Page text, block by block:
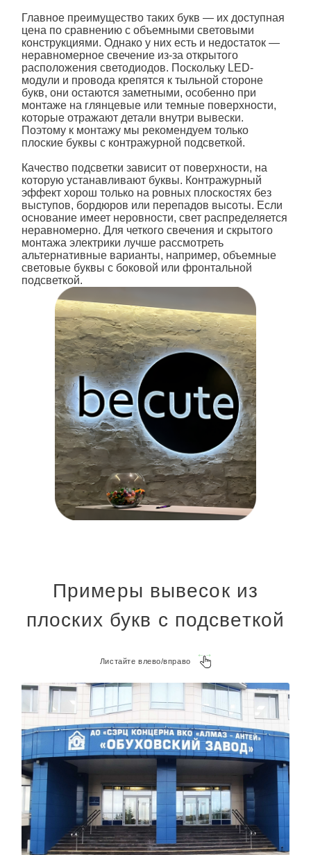
Главное преимущество таких букв — их доступная
цена по сравнению с объемными световыми
конструкциями. Однако у них есть и недостаток —
неравномерное свечение из-за открытого
расположения светодиодов. Поскольку LED-
модули и провода крепятся к тыльной стороне
букв, они остаются заметными, особенно при
монтаже на глянцевые или темные поверхности,
которые отражают детали внутри вывески.
Поэтому к монтажу мы рекомендуем только
плоские буквы с контражурной подсветкой.
Качество подсветки зависит от поверхности, на
которую устанавливают буквы. Контражурный
эффект хорош только на ровных плоскостях без
выступов, бордюров или перепадов высоты. Если
основание имеет неровности, свет распределяется
неравномерно. Для четкого свечения и скрытого
монтажа электрики лучше рассмотреть
альтернативные варианты, например, объемные
световые буквы с боковой или фронтальной
подсветкой.
Примеры вывесок из
плоских букв с подсветкой
Листайте влево/вправо